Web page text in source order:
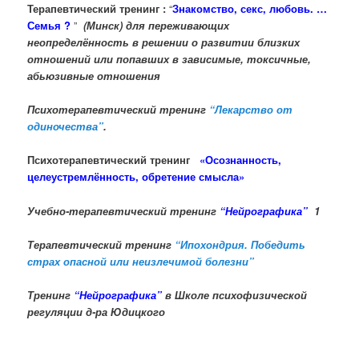
Терапевтический тренинг :“Знакомство, секс, любовь. …
Семья ? ” (Минск) для переживающих
неопределённость в решении о развитии близких
отношений или попавших в зависимые, токсичные,
абьюзивные отношения
Психотерапевтический тренинг “Лекарство от
одиночества”.
Психотерапевтический тренинг «Осознанность,
целеустремлённость, обретение смысла»
Учебно-терапевтический тренинг “Нейрографика”1
Терапевтический тренинг “Ипохондрия. Победить
страх опасной или неизлечимой болезни”
Тренинг “Нейрографика”в Школе психофизической
регуляции д-ра Юдицкого